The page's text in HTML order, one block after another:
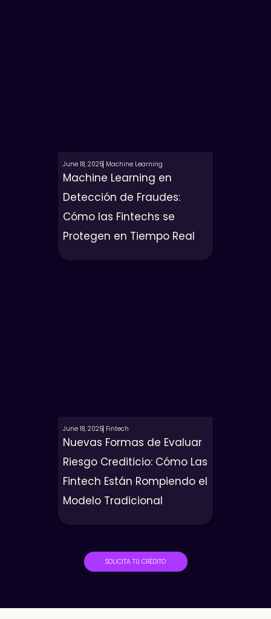
June 18, 2025 Machine Learning
Machine Learning en
Detección de Fraudes:
Cómo las Fintechs se
Protegen en Tiempo Real
June 18, 2025 Fintech
Nuevas Formas de Evaluar
Riesgo Crediticio: Cómo Las
Fintech Están Rompiendo el
Modelo Tradicional
SOLICITA TU CRÉDITO